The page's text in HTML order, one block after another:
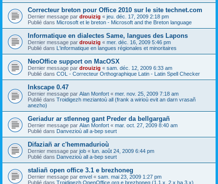
Correcteur breton pour Office 2010 sur le site technet.com
Dernier message par drouizig « jeu. déc. 17, 2009 2:18 pm
Publié dans Microsoft et le breton - Microsoft and the Breton language
Informatique en dialectes Same, langues des Lapons
Dernier message par drouizig « mer. déc. 16, 2009 5:46 pm
Publié dans L'informatique en langues régionales et minoritaires
NeoOffice support on MacOSX
Dernier message par drouizig « sam. déc. 12, 2009 6:33 am
Publié dans COL - Correcteur Orthographique Latin - Latin Spell Checker
Inkscape 0.47
Dernier message par Alan Monfort « mer. nov. 25, 2009 7:18 am
Publié dans Troidigezh meziantoù all (frank a wirioù evit an darn vrasañ
anezho)
Geriadur ar stlenneg gant Preder da bellgargañ
Dernier message par Alan Monfort « mar. oct. 27, 2009 8:40 am
Publié dans Danvezioù all a-bep seurt
Difaziañ ar c'hemmadurioù
Dernier message par job « lun. août 24, 2009 6:44 pm
Publié dans Danvezioù all a-bep seurt
staliañ open office 3.1 e brezhoneg
Dernier message par envel « sam. mai 23, 2009 1:27 pm
Publié dans Troidigezh OpenOffice.org e brezhoneg (1.1.x, 2.x ha 3.x)